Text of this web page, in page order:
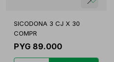
SICODONA 3 CJ X 30
COMPR
PYG 89.000